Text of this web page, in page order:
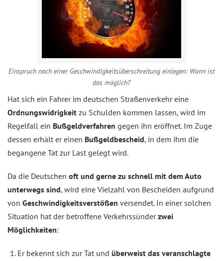
Einspruch nach einer Geschwindigkeits­überschreitung einlegen: Wann ist
das möglich?
Hat sich ein Fahrer im deutschen Straßenverkehr eine
Ordnungswidrigkeit zu Schulden kommen lassen, wird im
Regelfall ein Bußgeldverfahren gegen ihn eröffnet. Im Zuge
dessen erhält er einen Bußgeldbescheid, in dem ihm die
begangene Tat zur Last gelegt wird.
Da die Deutschen oft und gerne zu schnell mit dem Auto
unterwegs sind, wird eine Vielzahl von Bescheiden aufgrund
von Geschwindigkeitsverstößen versendet. In einer solchen
Situation hat der betroffene Verkehrssünderzwei
Möglichkeiten:
Er bekennt sich zur Tat und überweist das veranschlagte